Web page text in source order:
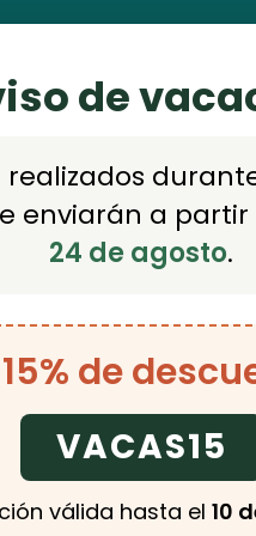
EMAILde
realizados
enviarán a partir
24 de agosto.
de
VACAS15
válida hasta el 10